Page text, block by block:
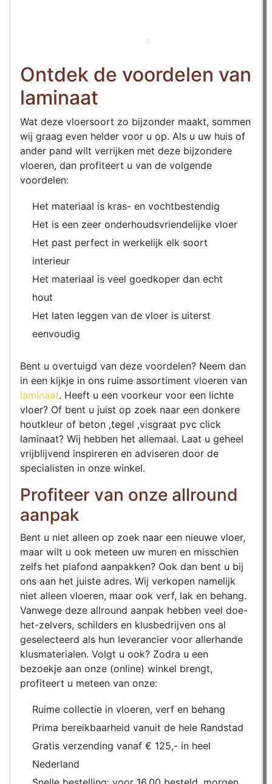
Ontdek de voordelen van
laminaat
Wat deze vloersoort zo bijzonder maakt, sommen
wij graag even helder voor u op. Als u uw huis of
ander pand wilt verrijken met deze bijzondere
vloeren, dan profiteert u van de volgende
voordelen:
Het materiaal is kras- en vochtbestendig
Het is een zeer onderhoudsvriendelijke vloer
Het past perfect in werkelijk elk soort
interieur
Het materiaal is veel goedkoper dan echt
hout
Het laten leggen van de vloer is uiterst
eenvoudig
Bent u overtuigd van deze voordelen? Neem dan
in een kijkje in ons ruime assortiment vloeren van
laminaat. Heeft u een voorkeur voor een lichte
vloer? Of bent u juist op zoek naar een donkere
houtkleur of beton ,tegel ,visgraat pvc click
laminaat? Wij hebben het allemaal. Laat u geheel
vrijblijvend inspireren en adviseren door de
specialisten in onze winkel.
Profiteer van onze allround
aanpak
Bent u niet alleen op zoek naar een nieuwe vloer,
maar wilt u ook meteen uw muren en misschien
zelfs het plafond aanpakken? Ook dan bent u bij
ons aan het juiste adres. Wij verkopen namelijk
niet alleen vloeren, maar ook verf, lak en behang.
Vanwege deze allround aanpak hebben veel doe-
het-zelvers, schilders en klusbedrijven ons al
geselecteerd als hun leverancier voor allerhande
klusmaterialen. Volgt u ook? Zodra u een
bezoekje aan onze (online) winkel brengt,
profiteert u meteen van onze:
Ruime collectie in vloeren, verf en behang
Prima bereikbaarheid vanuit de hele Randstad
Gratis verzending vanaf € 125,- in heel
Nederland